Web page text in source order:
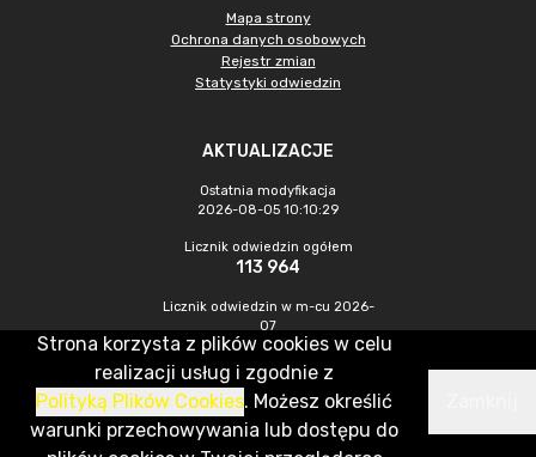
Mapa strony
Ochrona danych osobowych
Rejestr zmian
Statystyki odwiedzin
AKTUALIZACJE
Ostatnia modyfikacja
2026-08-05 10:10:29
Licznik odwiedzin ogółem
113 964
Licznik odwiedzin w m-cu 2026-
07
483
CMS & Hosting: Nefeni Sp. z o.o.
Strona korzysta z plików cookies w celu
realizacji usług i zgodnie z
Polityką Plików Cookies. Możesz określić
warunki przechowywania lub dostępu do